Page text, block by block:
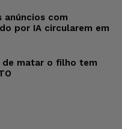
anúncios com
por IA circularem em
de matar o filho tem